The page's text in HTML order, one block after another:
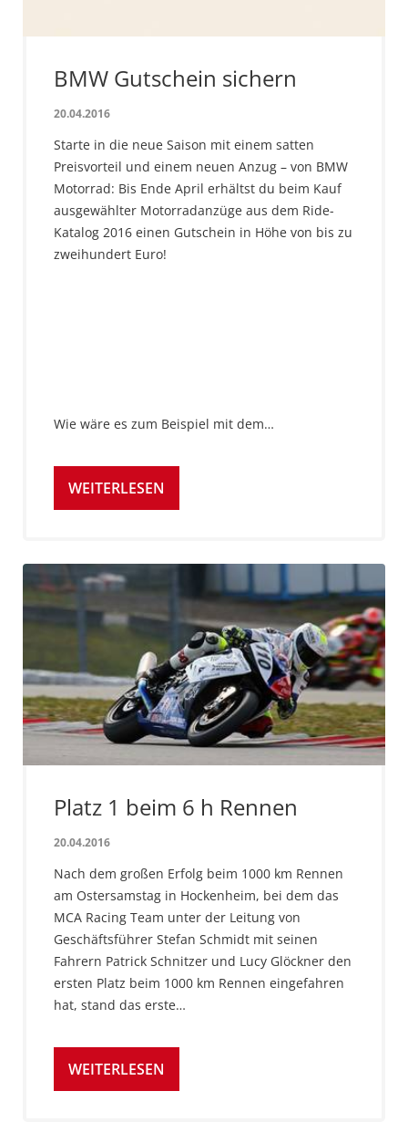
BMW Gutschein sichern
20.04.2016
Starte in die neue Saison mit einem satten
Preisvorteil und einem neuen Anzug – von BMW
Motorrad: Bis Ende April erhältst du beim Kauf
ausgewählter Motorradanzüge aus dem Ride-
Katalog 2016 einen Gutschein in Höhe von bis zu
zweihundert Euro!
Wie wäre es zum Beispiel mit dem…
WEITERLESEN
Platz 1 beim 6 h Rennen
20.04.2016
Nach dem großen Erfolg beim 1000 km Rennen
am Ostersamstag in Hockenheim, bei dem das
MCA Racing Team unter der Leitung von
Geschäftsführer Stefan Schmidt mit seinen
Fahrern Patrick Schnitzer und Lucy Glöckner den
ersten Platz beim 1000 km Rennen eingefahren
hat, stand das erste…
WEITERLESEN